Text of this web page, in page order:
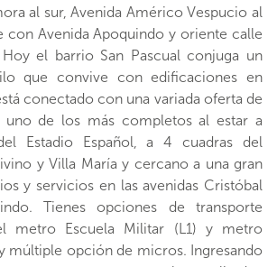
al sur, Avenida Américo Vespucio al
con Avenida Apoquindo y oriente calle
el barrio San Pascual conjuga un
que convive con edificaciones en
conectado con una variada oferta de
uno de los más completos al estar a
Estadio Español, a 4 cuadras del
y Villa María y cercano a una gran
y servicios en las avenidas Cristóbal
Tienes opciones de transporte
metro Escuela Militar (L1) y metro
múltiple opción de micros. Ingresando